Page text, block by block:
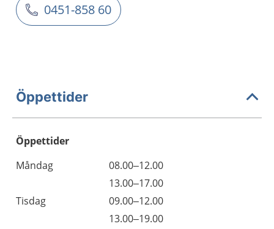
0451-858 60
Öppettider
Öppettider
Dag
Öppettider
Kommentarer
Måndag
08.00–12.00
13.00–17.00
Tisdag
09.00–12.00
13.00–19.00